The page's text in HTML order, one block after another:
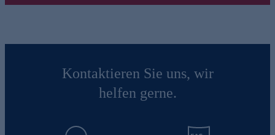
Kontaktieren Sie uns, wir
helfen gerne.